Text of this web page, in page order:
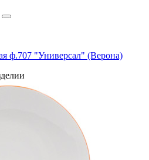
ф.707 "Универсал" (Верона)